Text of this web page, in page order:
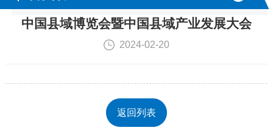
中国县域博览会暨中国县域产业发展大会
2024-02-20
返回列表